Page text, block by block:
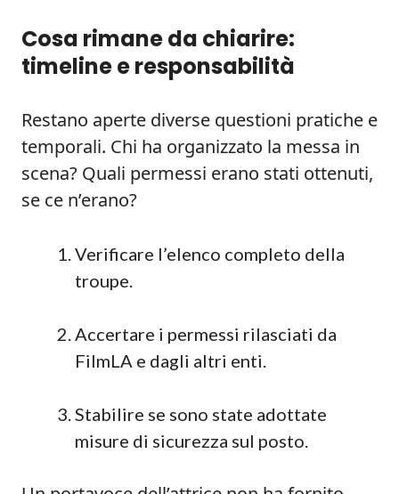
Cosa rimane da chiarire:
timeline e responsabilità
Restano aperte diverse questioni pratiche e
temporali. Chi ha organizzato la messa in
scena? Quali permessi erano stati ottenuti,
se ce n’erano?
Verificare l’elenco completo della
troupe.
Accertare i permessi rilasciati da
FilmLA e dagli altri enti.
Stabilire se sono state adottate
misure di sicurezza sul posto.